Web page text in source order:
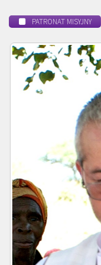
PATRONAT MISYJNY